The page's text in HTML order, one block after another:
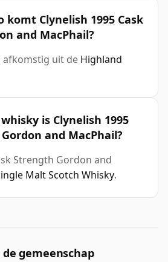
komt Clynelish 1995 Cask
and MacPhail?
afkomstig uit de Highland
is Clynelish 1995
and MacPhail?
Strength Gordon and
Malt Scotch Whisky.
gemeenschap